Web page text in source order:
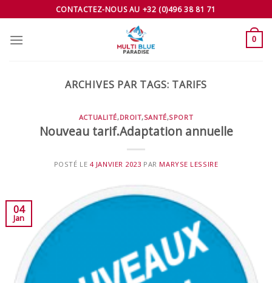
to
content
CONTACTEZ-NOUS AU +32 (0)496 38 81 71
0
ARCHIVES PAR TAGS: TARIFS
ACTUALITÉ,DROIT,SANTÉ,SPORT
Nouveau tarif.Adaptation annuelle
POSTÉ LE 4 JANVIER 2023 PAR MARYSE LESSIRE
04
Jan